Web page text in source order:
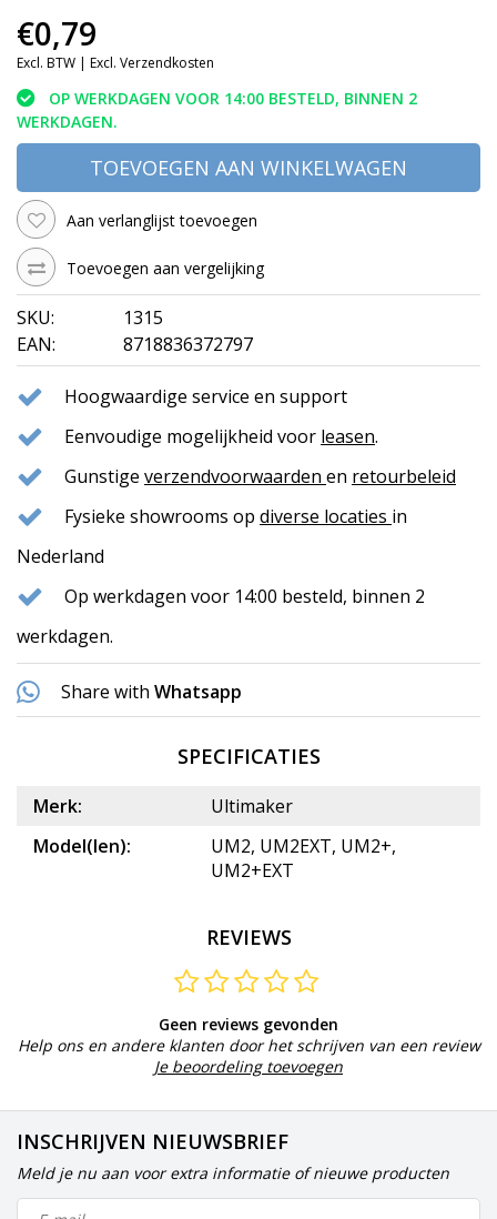
€0,79
Excl. BTW | Excl. Verzendkosten
OP WERKDAGEN VOOR 14:00 BESTELD, BINNEN 2
WERKDAGEN.
TOEVOEGEN AAN WINKELWAGEN
Aan verlanglijst toevoegen
Toevoegen aan vergelijking
SKU:
1315
EAN:
8718836372797
Hoogwaardige service en support
Eenvoudige mogelijkheid voor leasen.
Gunstige verzendvoorwaarden en retourbeleid
Fysieke showrooms op diverse locaties in
Nederland
Op werkdagen voor 14:00 besteld, binnen 2
werkdagen.
Share with Whatsapp
SPECIFICATIES
Merk:
Ultimaker
Model(len):
UM2, UM2EXT, UM2+,
UM2+EXT
REVIEWS
Geen reviews gevonden
Help ons en andere klanten door het schrijven van een review
Je beoordeling toevoegen
INSCHRIJVEN NIEUWSBRIEF
Meld je nu aan voor extra informatie of nieuwe producten